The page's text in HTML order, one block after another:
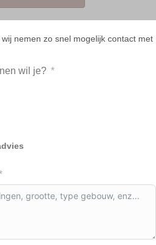
nemen zo snel mogelijk contact met
wil je?